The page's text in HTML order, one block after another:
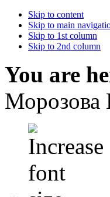
Skip to content
Skip to main
Skip to 1st column
Skip to 2nd column
You are
Морозова